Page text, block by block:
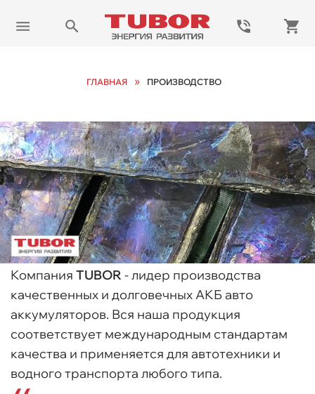
ГЛАВНАЯ » ПРОИЗВОДСТВО
Компания TUBOR - лидер производства
качественных и долговечных АКБ авто
аккумуляторов. Вся наша продукция
соответствует международным стандартам
качества и применяется для автотехники и
водного транспорта любого типа.